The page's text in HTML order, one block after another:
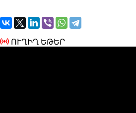
ՈՒՂԻՂ ԵԹԵՐ